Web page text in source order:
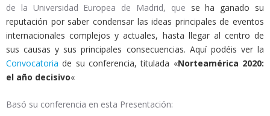
de la Universidad Europea de Madrid, que se ha ganado su
reputación por saber condensar las ideas principales de eventos
internacionales complejos y actuales, hasta llegar al centro de
sus causas y sus principales consecuencias. Aquí podéis ver la
Convocatoria de su conferencia, titulada «Norteamérica 2020:
el año decisivo«
Basó su conferencia en esta Presentación: